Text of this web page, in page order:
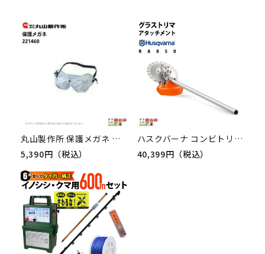
丸山製作所 保護メガネ ゴーグル 221460 保護メガネ 保護具 刈払機用 草刈り機用
5,390円（税込）
ハスクバーナ コンビトリマアタッチメント スプリット トリマーアタッチメント 967908501 RA850
40,399円（税込）